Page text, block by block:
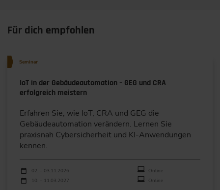
Für dich empfohlen
Seminar
IoT in der Gebäudeautomation – GEG und CRA
erfolgreich meistern
Erfahren Sie, wie IoT, CRA und GEG die
Gebäudeautomation verändern. Lernen Sie
praxisnah Cybersicherheit und KI-Anwendungen
kennen.
Durchführungen
Veranstaltungsdatum
02. – 03.11.2026
Online
10. – 11.03.2027
Online